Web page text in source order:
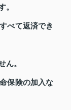
。
べて返済でき
ん。
保険の加入な